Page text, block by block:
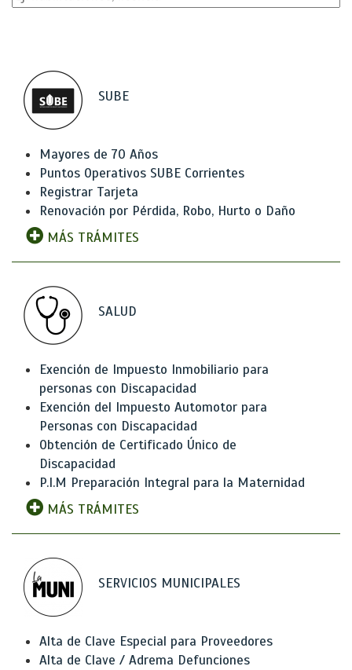
SUBE
Mayores de 70 Años
Puntos Operativos SUBE Corrientes
Registrar Tarjeta
Renovación por Pérdida, Robo, Hurto o Daño
MÁS TRÁMITES
SALUD
Exención de Impuesto Inmobiliario para
personas con Discapacidad
Exención del Impuesto Automotor para
Personas con Discapacidad
Obtención de Certificado Único de
Discapacidad
P.I.M Preparación Integral para la Maternidad
MÁS TRÁMITES
SERVICIOS MUNICIPALES
Alta de Clave Especial para Proveedores
Alta de Clave / Adrema Defunciones